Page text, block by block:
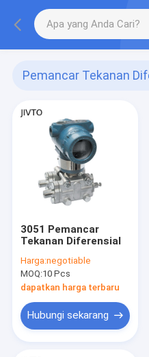
Pemancar Tekanan
3051 Pemancar
Tekanan Diferensial
Harga:negotiable
MOQ:10 Pcs
dapatkan harga terbaru
Hubungi sekarang